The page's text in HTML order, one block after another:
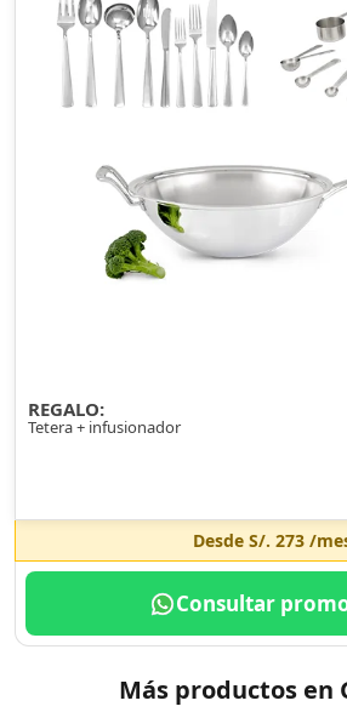
REGALO:
Tetera + infusionador
Desde S/. 273/
Consultar
Más productos en